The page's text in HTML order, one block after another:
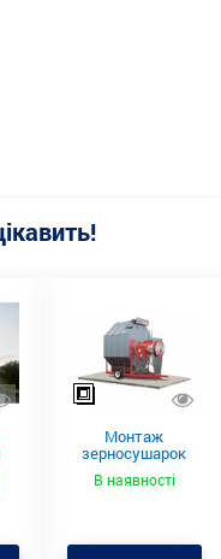
Монтаж
зерносушарок
Farm Fans
В наявності